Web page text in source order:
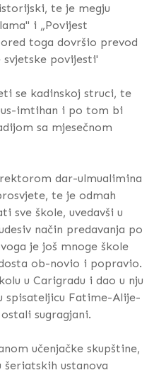
te je megju
i „Povijest
toga dovršio prevod
svjetske povijesti'
se kadinskoj struci, te
imtihan i po tom bi
sa mjesečnom
dar-ulmualimina
te je odmah
sve škole, uvedavši u
način predavanja po
je još mnoge škole
ob-novio i popravio.
u Carigradu i dao u nju
spisateljicu Fatime-Alije-
sugragjani.
učenjačke skupštine,
šeriatskih ustanova